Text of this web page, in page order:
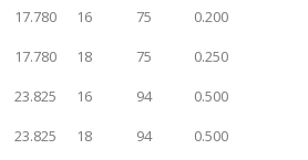
17.780 16 75
0.200
17.780 18 75
0.250
23.825 16 94
0.500
23.825 18 94
0.500